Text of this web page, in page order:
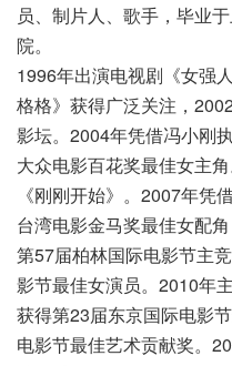
员、制片人、歌手，毕业
院。
1996年出演电视剧《女强
格格》获得广泛关注，
影坛。2004年凭借冯小刚
大众电影百花奖最佳女主
《刚刚开始》。2007年凭
台湾电影金马奖最佳女配
第57届柏林国际电影节主
影节最佳女演员。2010年
获得第23届东京国际电影
电影节最佳艺术贡献奖。